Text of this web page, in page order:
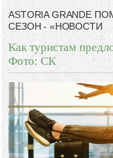
ASTORIA GRANDE
СЕЗОН - «НОВОСТИ
Как туристам
Фото: СК